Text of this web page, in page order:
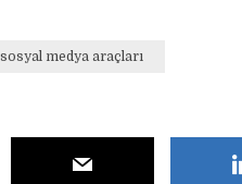
sosyal medya araçları